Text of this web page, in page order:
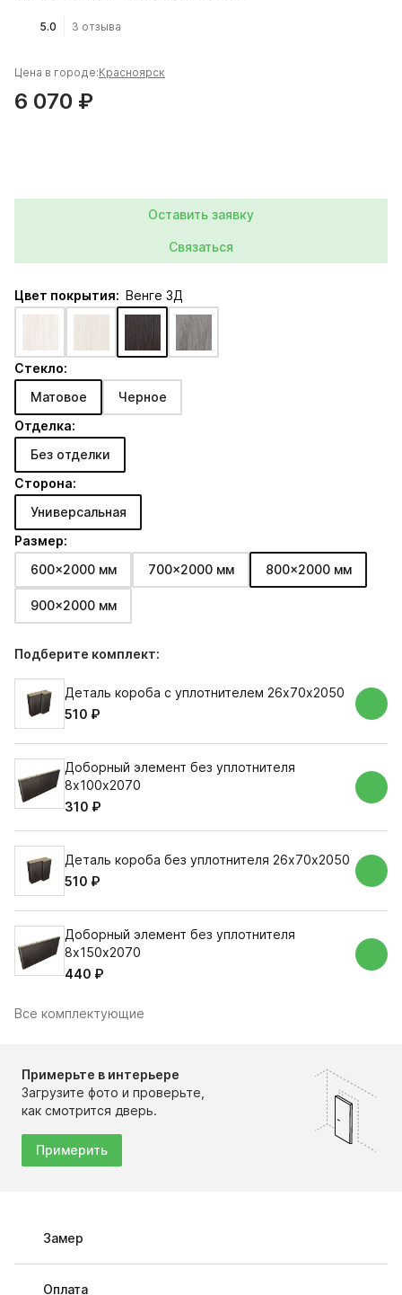
5.0 3 отзыва
Цена в городе:Красноярск
6 070 ₽
Оставить заявку
Связаться
Цвет покрытия: Венге 3Д
Стекло:
Матовое
Черное
Отделка:
Без отделки
Сторона:
Универсальная
Размер:
600x2000 мм
700x2000 мм 800x2000 мм
900x2000 мм
Подберите комплект:
Деталь короба с уплотнителем 26х70х2050
510 ₽
Доборный элемент без уплотнителя
8х100х2070
310 ₽
Деталь короба без уплотнителя 26х70х2050
510 ₽
Доборный элемент без уплотнителя
8х150х2070
440 ₽
Все комплектующие
Примерьте в интерьере
Загрузите фото и проверьте,
как смотрится дверь.
Примерить
Замер
Оплата